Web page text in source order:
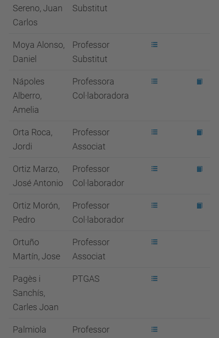
Sereno, Juan
Carlos
Substitut
Moya Alonso,
Daniel
Professor
Substitut
Nápoles
Alberro,
Amelia
Professora
Col·laboradora
Orta Roca,
Jordi
Professor
Associat
Ortiz Marzo,
José Antonio
Professor
Col·laborador
Ortiz Morón,
Pedro
Professor
Col·laborador
Ortuño
Martín, Jose
Professor
Associat
Pagès i
Sanchís,
Carles Joan
PTGAS
Palmiola
Professor